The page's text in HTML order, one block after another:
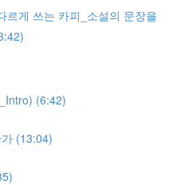
르게 쓰는 카피_소설의 문장을
(6:42)
(13:04)